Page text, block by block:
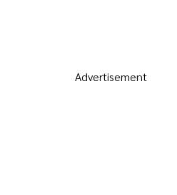
Advertisement